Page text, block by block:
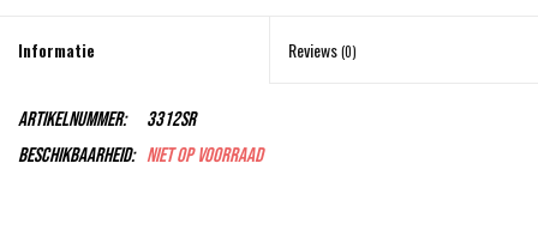
Informatie Reviews(0)
Artikelnummer:
3312SR
Beschikbaarheid: Niet op voorraad